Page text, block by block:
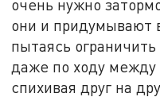
очень нужно
они и придумывают
пытаясь
даже по ходу между
спихивая друг на